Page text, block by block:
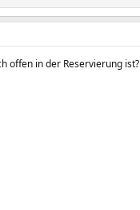
offen in der Reservierung ist?